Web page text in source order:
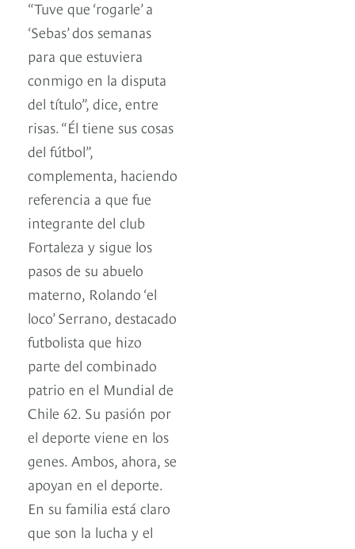
“Tuve que ‘rogarle’ a
‘Sebas’ dos semanas
para que estuviera
conmigo en la disputa
del título”, dice, entre
risas. “Él tiene sus cosas
del fútbol”,
complementa, haciendo
referencia a que fue
integrante del club
Fortaleza y sigue los
pasos de su abuelo
materno, Rolando ‘el
loco’ Serrano, destacado
futbolista que hizo
parte del combinado
patrio en el Mundial de
Chile 62. Su pasión por
el deporte viene en los
genes. Ambos, ahora, se
apoyan en el deporte.
En su familia está claro
que son la lucha y el